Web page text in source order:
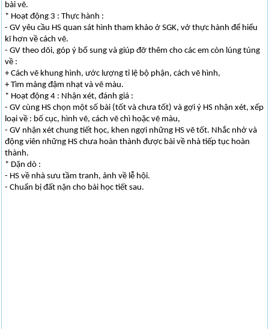
bài vẽ.
* Hoạt động 3 : Thực hành :
- GV yêu cầu HS quan sát hình tham khảo ở SGK, vở thực hành để hiểu
kĩ hơn về cách vẽ.
- GV theo dõi, góp ý bổ sung và giúp đỡ thêm cho các em còn lúng túng
về :
+ Cách vẽ khung hình, ước lượng tỉ lệ bộ phận, cách vẽ hình,
+ Tìm mảng đậm nhạt và vẽ màu.
* Hoạt động 4 : Nhận xét, đánh giá :
- GV cùng HS chọn một số bài (tốt và chưa tốt) và gợi ý HS nhận xét, xếp
loại về : bố cục, hình vẽ, cách vẽ chì hoặc vẽ màu,
- GV nhận xét chung tiết học, khen ngợi những HS vẽ tốt. Nhắc nhở và
động viên những HS chưa hoàn thành được bài về nhà tiếp tục hoàn
thành.
* Dặn dò :
- HS về nhà sưu tầm tranh, ảnh về lễ hội.
- Chuẩn bị đất nặn cho bài học tiết sau.